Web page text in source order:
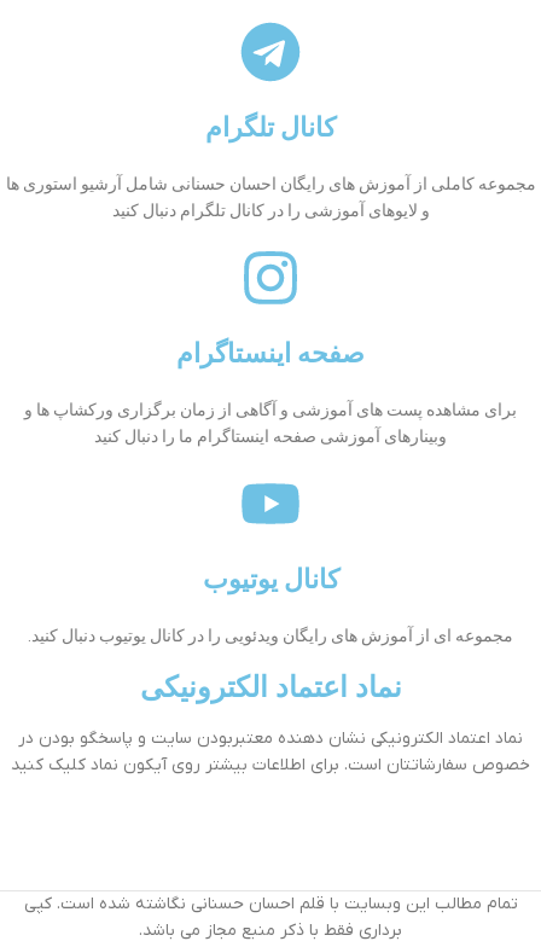
کانال تلگرام
مجموعه کاملی از آموزش های رایگان احسان حسنانی شامل آرشیو استوری ها
و لایوهای آموزشی را در کانال تلگرام دنبال کنید
صفحه اینستاگرام
برای مشاهده پست های آموزشی و آگاهی از زمان برگزاری ورکشاپ ها و
وبینارهای آموزشی صفحه اینستاگرام ما را دنبال کنید
کانال یوتیوب
مجموعه ای از آموزش های رایگان ویدئویی را در کانال یوتیوب دنبال کنید.
نماد اعتماد الکترونیکی
نماد اعتماد الکترونیکی نشان دهنده معتبربودن سایت و پاسخگو بودن در
خصوص سفارشاتتان است. برای اطلاعات بیشتر روی آیکون نماد کلیک کنید
تمام مطالب این وبسایت با قلم احسان حسنانی نگاشته شده است. کپی
برداری فقط با ذکر منبع مجاز می باشد.